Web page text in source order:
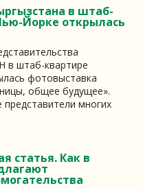
в штаб-
Йорке открылась
в штаб-квартире
фотовыставка
общее будущее».
многих
статья. Как в